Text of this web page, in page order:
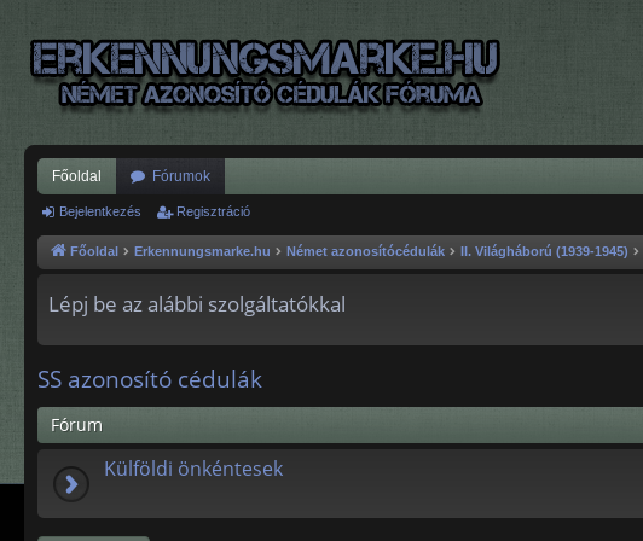
Főoldal Fórumok
Bejelentkezés Regisztráció
Főoldal Erkennungsmarke.hu Német azonosítócédulák II. Világháború (1939-1945)
Lépj be az alábbi szolgáltatókkal
SS azonosító cédulák
Fórum
Külföldi önkéntesek